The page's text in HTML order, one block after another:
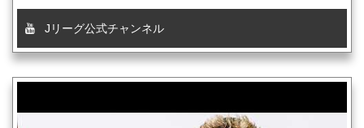
Jリーグ公式チャンネル